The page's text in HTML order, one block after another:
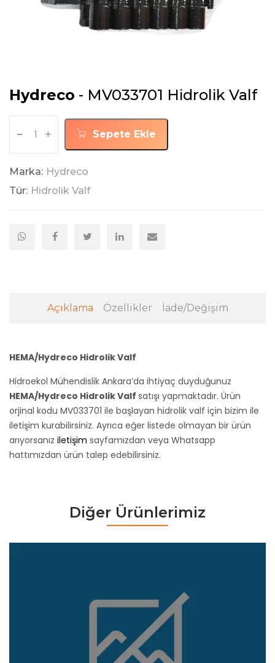
Hydreco - MV033701 Hidrolik Valf
- + Sepete Ekle
Marka: Hydreco
Tür: Hidrolik Valf
Açıklama Özellikler İade/Değişim
HEMA/Hydreco Hidrolik Valf
Hidroekol Mühendislik Ankara’da ihtiyaç duyduğunuz
HEMA/Hydreco Hidrolik Valf satışı yapmaktadır. Ürün
orjinal kodu MV033701 ile başlayan hidrolik valf için bizim ile
iletişim kurabilirsiniz. Ayrıca eğer listede olmayan bir ürün
arıyorsanız iletişim sayfamızdan veya Whatsapp
hattımızdan ürün talep edebilirsiniz.
Diğer Ürünlerimiz